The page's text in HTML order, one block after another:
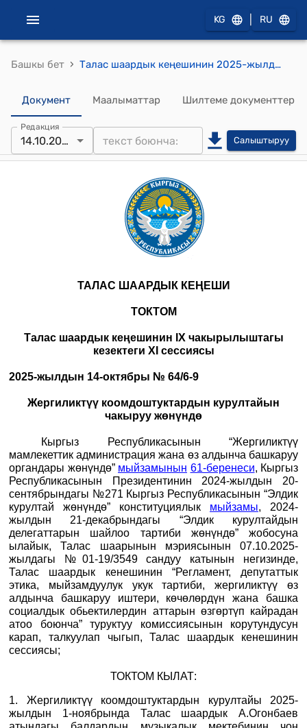
KG RU
Башкы бет › Талас шаардык кеңешинин 2025-жылдын 14-октябрындагы № 64/6-9 "Жергиликтүү коомдоштуктардын курултайын чакыруу жөнүндө" токтому
Документ Маалыматтар Шилтеме документтер
Редакция
14.10.2025 Салыштыруу